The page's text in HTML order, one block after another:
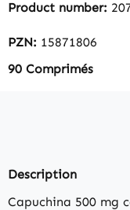
Product number:
PZN: 15871806
90 Comprimés
Description
Capuchina 500 mg